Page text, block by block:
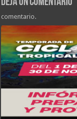
Deja un comentario
comentario.